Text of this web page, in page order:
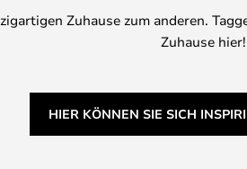
Zuhause zum anderen.
Zuhause hier!
HIER KÖNNEN SIE SICH